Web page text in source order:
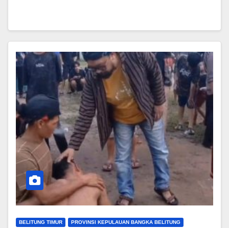
BELITUNG TIMUR PROVINSI KEPULAUAN BANGKA BELITUNG